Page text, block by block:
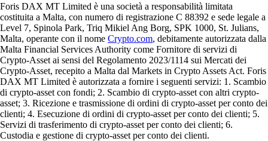
Foris DAX MT Limited è una società a responsabilità limitata
costituita a Malta, con numero di registrazione C 88392 e sede legale a
Level 7, Spinola Park, Triq Mikiel Ang Borg, SPK 1000, St. Julians,
Malta, operante con il nome Crypto.com, debitamente autorizzata dalla
Malta Financial Services Authority come Fornitore di servizi di
Crypto-Asset ai sensi del Regolamento 2023/1114 sui Mercati dei
Crypto-Asset, recepito a Malta dal Markets in Crypto Assets Act. Foris
DAX MT Limited è autorizzata a fornire i seguenti servizi: 1. Scambio
di crypto-asset con fondi; 2. Scambio di crypto-asset con altri crypto-
asset; 3. Ricezione e trasmissione di ordini di crypto-asset per conto dei
clienti; 4. Esecuzione di ordini di crypto-asset per conto dei clienti; 5.
Servizi di trasferimento di crypto-asset per conto dei clienti; 6.
Custodia e gestione di crypto-asset per conto dei clienti.